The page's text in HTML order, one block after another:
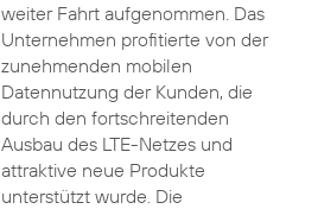
weiter Fahrt aufgenommen. Das
Unternehmen profitierte von der
zunehmenden mobilen
Datennutzung der Kunden, die
durch den fortschreitenden
Ausbau des LTE-Netzes und
attraktive neue Produkte
unterstützt wurde. Die